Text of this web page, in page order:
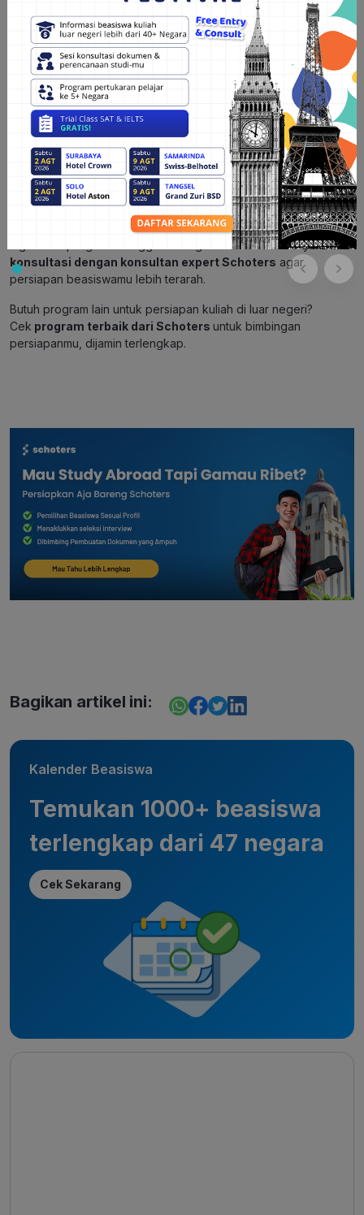
diperlukan sudah kamu sertakan dan tidak ada yang
terlewatkan.
5. Tunggu Pengumuman: Setelah mengirimkan aplikasi, kamu
hanya perlu menunggu pengumuman dari universitas. Jika
diterima, kamu akan menerima informasi lebih lanjut tentang
proses pendaftaran dan persiapan keberangkatanmu.
Baca Juga:Simak Informasi Lengkap Tentang Beasiswa
MEXT Disini.
Rekomendasi bimbingan persiapan untuk ke Osaka
University Master Program
Ingin lolos perguruan tinggi luar negeri Osaka University? Yuk
konsultasi dengan konsultan expert Schoters agar
persiapan beasiswamu lebih terarah.
Butuh program lain untuk persiapan kuliah di luar negeri?
Cek program terbaik dari Schoters untuk bimbingan
persiapanmu, dijamin terlengkap.
Bagikan artikel ini:
Kalender Beasiswa
Temukan 1000+ beasiswa
terlengkap dari 47 negara
Cek Sekarang